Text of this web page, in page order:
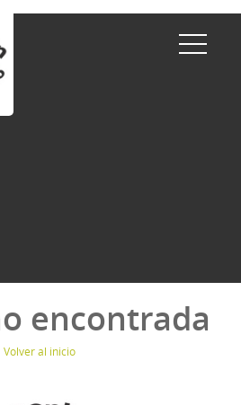
encontrada
Volver al inicio